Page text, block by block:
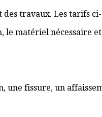
travaux. Les tarifs
matériel nécessaire
fissure, un